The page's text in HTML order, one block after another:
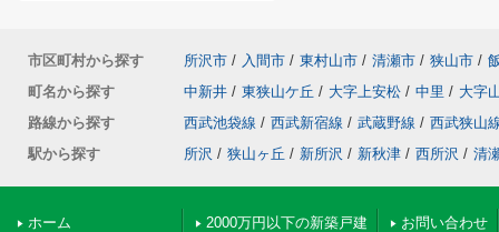
市区町村から探す 所沢市 / 入間市 / 東村山市 / 清瀬市 / 狭山市 /
町名から探す
中新井 / 東狭山ケ丘 / 大字上安松 / 中里 / 大字
路線から探す
西武池袋線 / 西武新宿線 / 武蔵野線 / 西武狭山
駅から探す
所沢 / 狭山ヶ丘 / 新所沢 / 新秋津 / 西所沢 / 清
ホーム
2000万円以下の新築戸建
お問い合わせ